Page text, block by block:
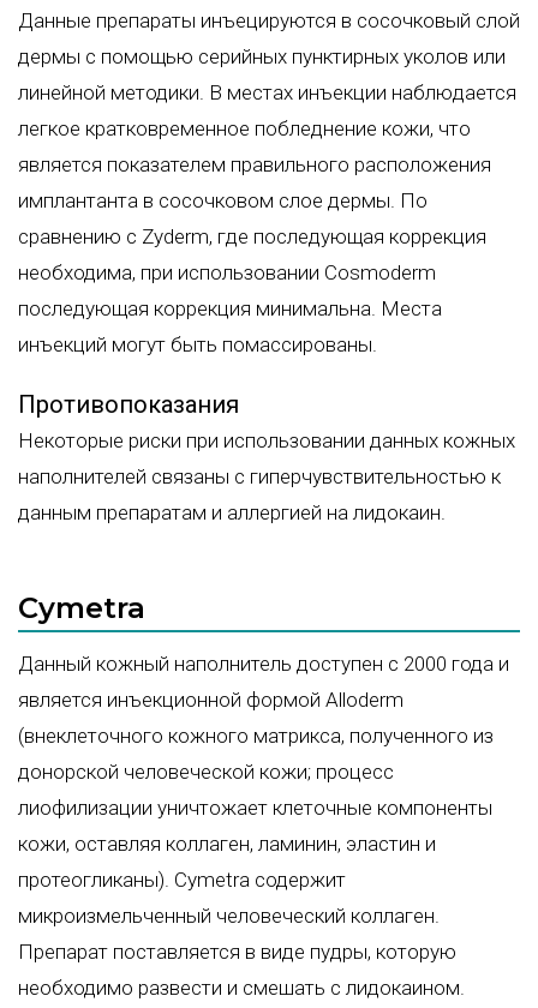
Данные препараты инъецируются в сосочковый слой
дермы с помощью серийных пунктирных уколов или
линейной методики. В местах инъекции наблюдается
легкое кратковременное побледнение кожи, что
является показателем правильного расположения
имплантанта в сосочковом слое дермы. По
сравнению с Zyderm, где последующая коррекция
необходима, при использовании Cosmoderm
последующая коррекция минимальна. Места
инъекций могут быть помассированы.
Противопоказания
Некоторые риски при использовании данных кожных
наполнителей связаны с гиперчувствительностью к
данным препаратам и аллергией на лидокаин.
Cymetra
Данный кожный наполнитель доступен с 2000 года и
является инъекционной формой Alloderm
(внеклеточного кожного матрикса, полученного из
донорской человеческой кожи; процесс
лиофилизации уничтожает клеточные компоненты
кожи, оставляя коллаген, ламинин, эластин и
протеогликаны). Cymetra содержит
микроизмельченный человеческий коллаген.
Препарат поставляется в виде пудры, которую
необходимо развести и смешать с лидокаином.